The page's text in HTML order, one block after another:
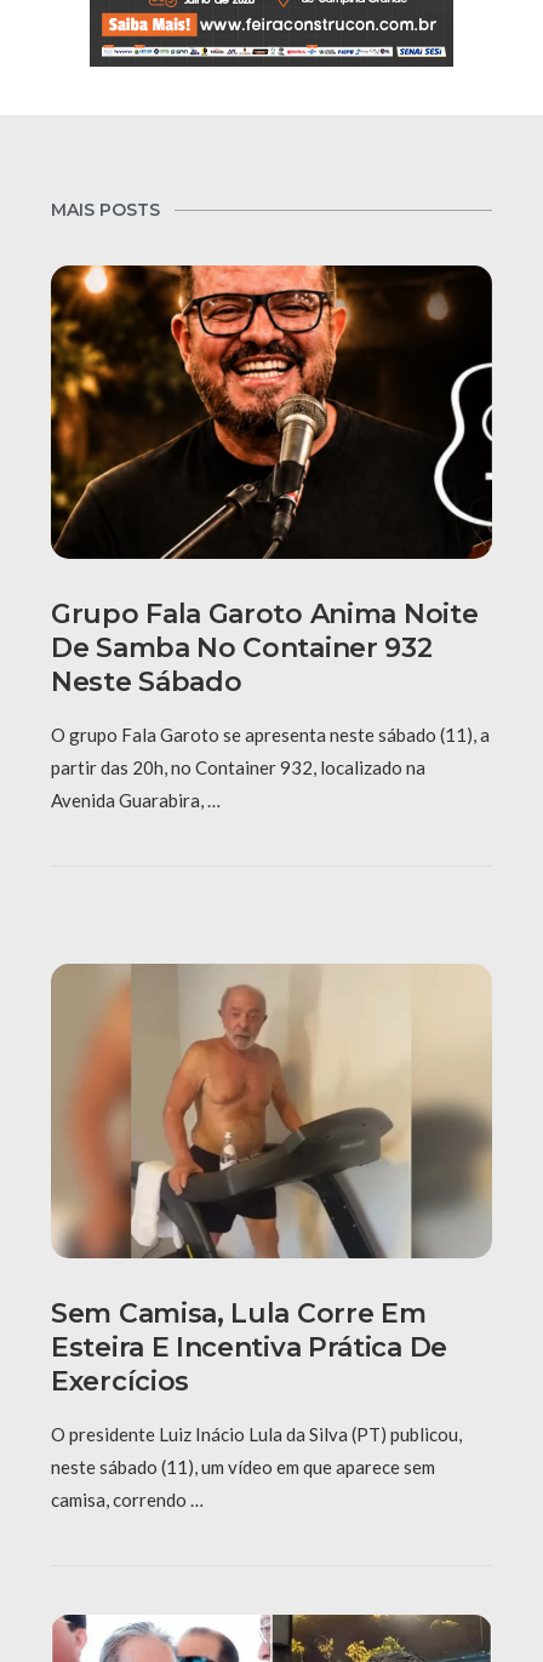
MAIS POSTS
Grupo Fala Garoto Anima Noite
De Samba No Container 932
Neste Sábado
O grupo Fala Garoto se apresenta neste sábado (11), a
partir das 20h, no Container 932, localizado na
Avenida Guarabira, …
Sem Camisa, Lula Corre Em
Esteira E Incentiva Prática De
Exercícios
O presidente Luiz Inácio Lula da Silva (PT) publicou,
neste sábado (11), um vídeo em que aparece sem
camisa, correndo …